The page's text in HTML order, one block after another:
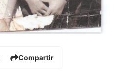
Compartir